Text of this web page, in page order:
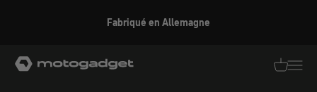
Bienvenue dans notre boutique américaine
motogadget GmbH